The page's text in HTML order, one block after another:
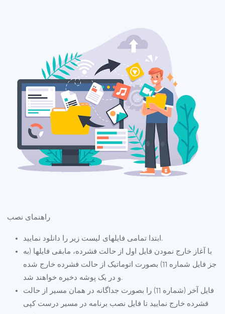
راهنمای نصب
ابتدا تمامی فایلهای لیست زیر را دانلود نمایید.
با آغاز خارج نمودن فایل اول از حالت فشرده، مابقی فایلها (به
جز فایل شماره 11) بصورت اتوماتیک از حالت فشرده خارج شده
و در یک پوشه دخیره خواهند شد.
فایل آخر (شماره 11) را بصورت جداگانه در همان مسیر از حالت
فشرده خارج نمایید تا فایل نصب برنامه در مسیر درست کپی